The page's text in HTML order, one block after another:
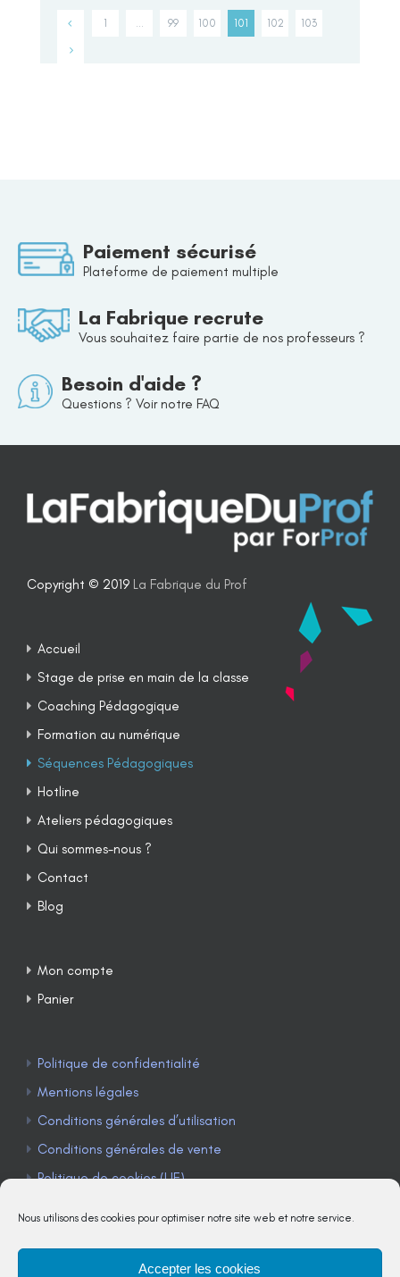
Nous utilisons des cookies pour optimiser notre site web et notre service.
Accepter les cookies
1 99 100 101 102 103
Paiement sécurisé
Plateforme de paiement multiple
La Fabrique recrute
Vous souhaitez faire partie de nos professeurs ?
Besoin d'aide ?
Questions ? Voir notre FAQ
Copyright © 2019 La Fabrique du Prof
Accueil
Stage de prise en main de la classe
Coaching Pédagogique
Formation au numérique
Séquences Pédagogiques
Hotline
Ateliers pédagogiques
Qui sommes-nous ?
Contact
Blog
Mon compte
Panier
Politique de confidentialité
Mentions légales
Conditions générales d’utilisation
Conditions générales de vente
Politique de cookies (UE)